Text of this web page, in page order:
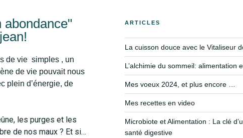
abondance"
de vie simples , un
de vie pouvait nous
plein d’énergie, de
les purges et les
de nos maux ? Et si…
ARTICLES
La cuisson douce avec le Vitaliseur
L’alchimie du sommeil: alimentation
Mes voeux 2024, et plus encore …
Mes recettes en video
Microbiote et Alimentation : La clé
santé digestive